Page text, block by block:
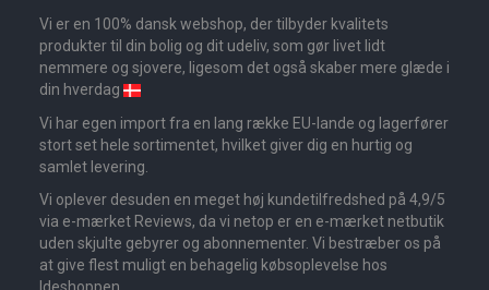
Vi er en 100% dansk webshop, der tilbyder kvalitets
produkter til din bolig og dit udeliv, som gør livet lidt
nemmere og sjovere, ligesom det også skaber mere glæde i
din hverdag
Vi har egen import fra en lang række EU-lande og lagerfører
stort set hele sortimentet, hvilket giver dig en hurtig og
samlet levering.
Vi oplever desuden en meget høj kundetilfredshed på 4,9/5
via e-mærket Reviews, da vi netop er en e-mærket netbutik
uden skjulte gebyrer og abonnementer. Vi bestræber os på
at give flest muligt en behagelig købsoplevelse hos